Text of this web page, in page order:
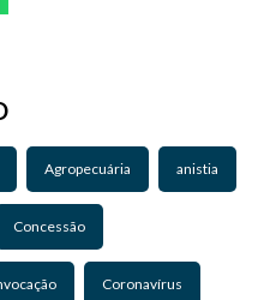
Agropecuária anistia
Concessão
Coronavírus